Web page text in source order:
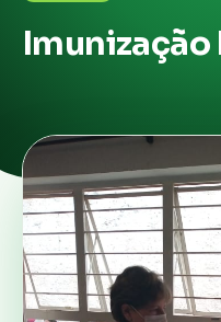
Imunização